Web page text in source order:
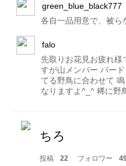
green_blue_black777
各自一品用意で、被ら
falo
先取りお花見お疲れ
すが山メンバー バー
てる野鳥に合わせて
なりますよ^_^ 稀に野
ちろ
投稿 22 フォロワー